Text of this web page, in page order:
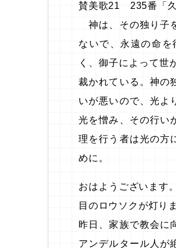
賛美歌21 235番「久
神は、その独り子
ないで、永遠の命
く、御子によって世
裁かれている。神の
いが悪いので、光よ
光を憎み、その行い
理を行う者は光の方
めに。
おはようございます
目のロウソクが灯り
昨日、家族で教会に
アンデルタール人が